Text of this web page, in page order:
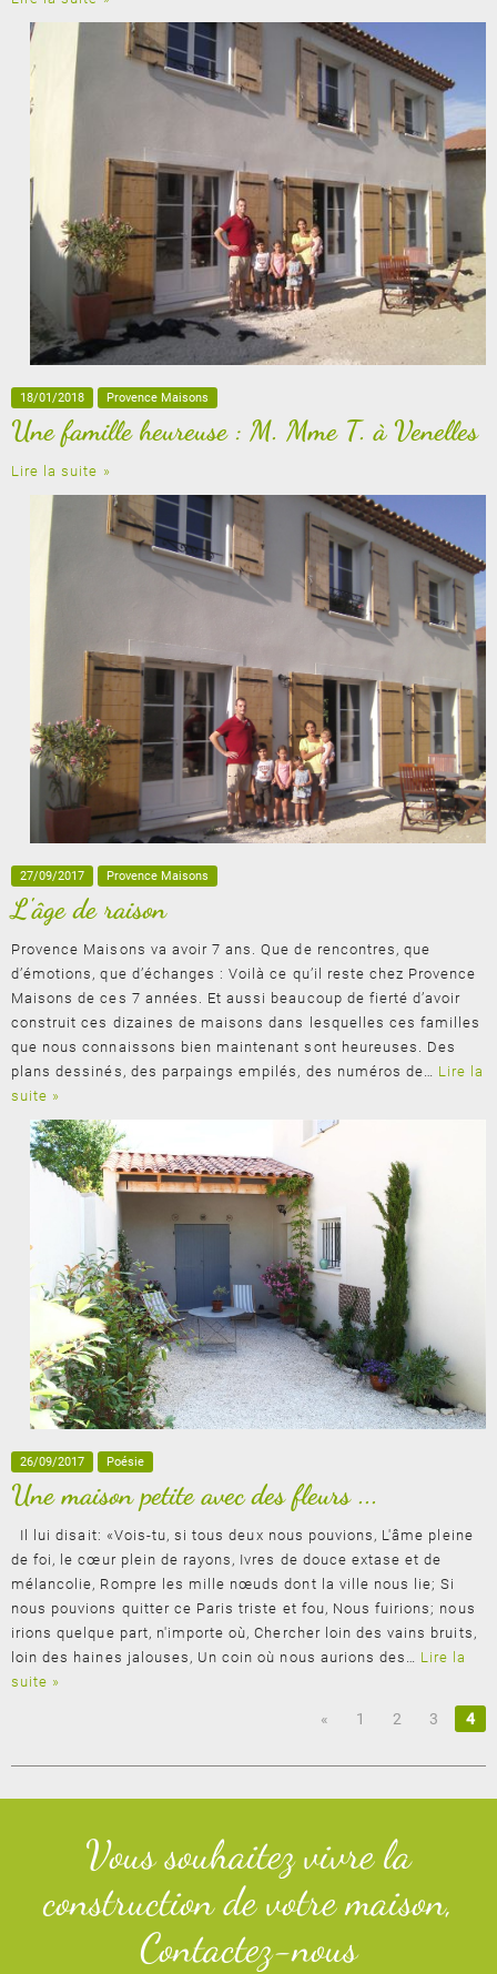
18/01/2018 Provence Maisons
Une famille heureuse : M. Mme T. à Venelles
Lire la suite »
27/09/2017 Provence Maisons
L'âge de raison
Provence Maisons va avoir 7 ans. Que de rencontres, que
d’émotions, que d’échanges : Voilà ce qu’il reste chez Provence
Maisons de ces 7 années. Et aussi beaucoup de fierté d’avoir
construit ces dizaines de maisons dans lesquelles ces familles
que nous connaissons bien maintenant sont heureuses. Des
plans dessinés, des parpaings empilés, des numéros de… Lire la
suite »
26/09/2017 Poésie
Une maison petite avec des fleurs ...
Il lui disait: «Vois-tu, si tous deux nous pouvions, L'âme pleine
de foi, le cœur plein de rayons, Ivres de douce extase et de
mélancolie, Rompre les mille nœuds dont la ville nous lie; Si
nous pouvions quitter ce Paris triste et fou, Nous fuirions; nous
irions quelque part, n'importe où, Chercher loin des vains bruits,
loin des haines jalouses, Un coin où nous aurions des… Lire la
suite »
« 1 2 3 4
Vous souhaitez vivre la
construction de votre maison,
Contactez-nous